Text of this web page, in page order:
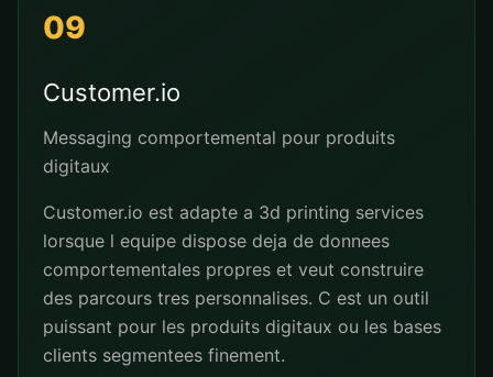
09
Customer.io
Messaging comportemental pour produits
digitaux
Customer.io est adapte a 3d printing services
lorsque l equipe dispose deja de donnees
comportementales propres et veut construire
des parcours tres personnalises. C est un outil
puissant pour les produits digitaux ou les bases
clients segmentees finement.